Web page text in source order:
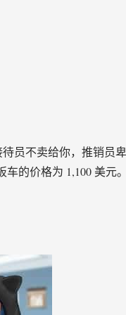
员不卖给你，推销员
的价格为 1,100 美元